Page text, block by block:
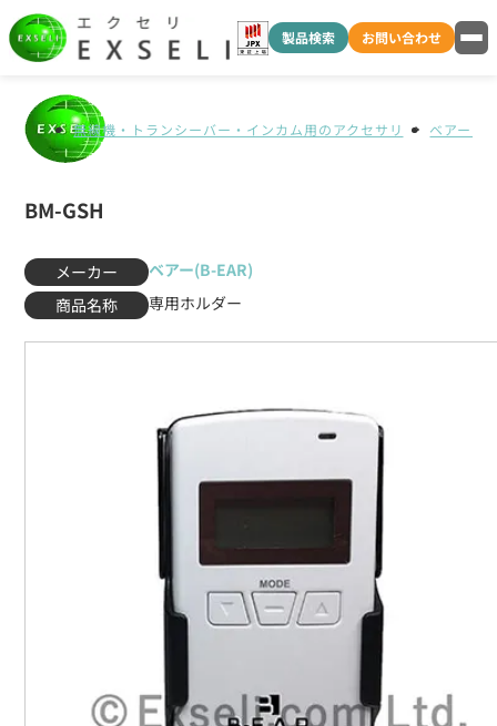
製品検索 お問い合わせ
無線機・トランシーバー・インカム用のアクセサリ ベアー(B-
BM-GSH
メーカー
ベアー(B-EAR)
商品名称
専用ホルダー